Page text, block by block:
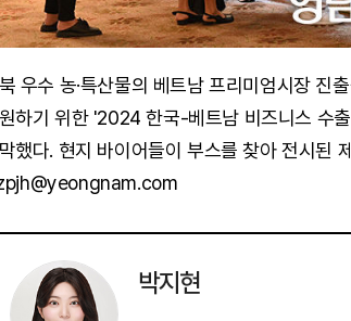
우수 농·특산물의 베트남 프리미엄시장 진
하기 위한 '2024 한국-베트남 비즈니스 수
했다. 현지 바이어들이 부스를 찾아 전시된
박지현